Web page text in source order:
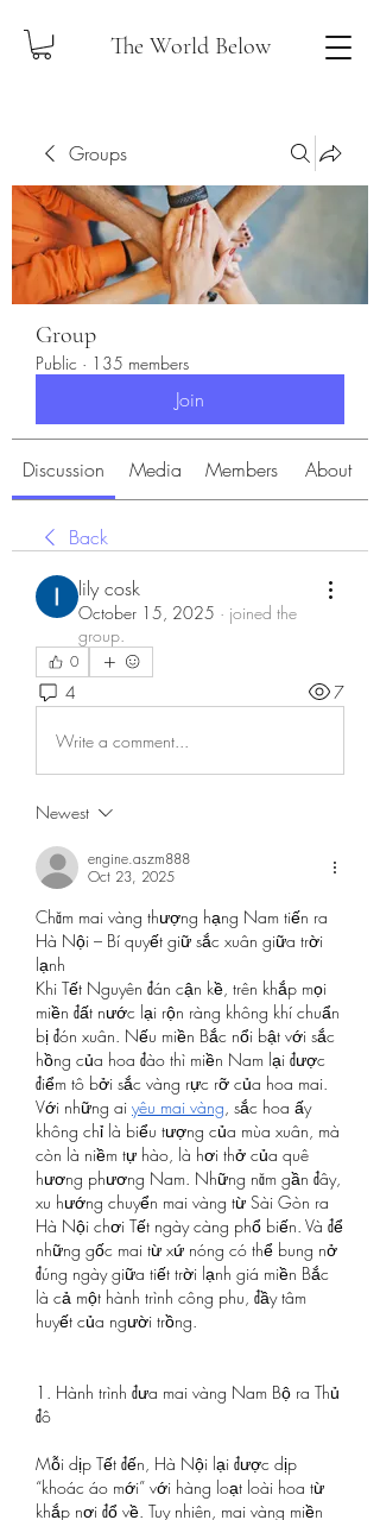
The World Below
Groups
Group
Public · 135 members
Join
Discussion Media Members About
Back
lily cosk
October 15, 2025 · joined the
group.
0
4 7
Write a comment...
Newest
engine.aszm888
Oct 23, 2025
Chăm mai vàng thượng hạng Nam tiến ra
Hà Nội – Bí quyết giữ sắc xuân giữa trời
lạnh
Khi Tết Nguyên đán cận kề, trên khắp mọi
miền đất nước lại rộn ràng không khí chuẩn
bị đón xuân. Nếu miền Bắc nổi bật với sắc
hồng của hoa đào thì miền Nam lại được
điểm tô bởi sắc vàng rực rỡ của hoa mai.
Với những ai yêu mai vàng, sắc hoa ấy
không chỉ là biểu tượng của mùa xuân, mà
còn là niềm tự hào, là hơi thở của quê
hương phương Nam. Những năm gần đây,
xu hướng chuyển mai vàng từ Sài Gòn ra
Hà Nội chơi Tết ngày càng phổ biến. Và để
những gốc mai từ xứ nóng có thể bung nở
đúng ngày giữa tiết trời lạnh giá miền Bắc
là cả một hành trình công phu, đầy tâm
huyết của người trồng.
1. Hành trình đưa mai vàng Nam Bộ ra Thủ
đô
Mỗi dịp Tết đến, Hà Nội lại được dịp
“khoác áo mới” với hàng loạt loài hoa từ
khắp nơi đổ về. Tuy nhiên, mai vàng miền